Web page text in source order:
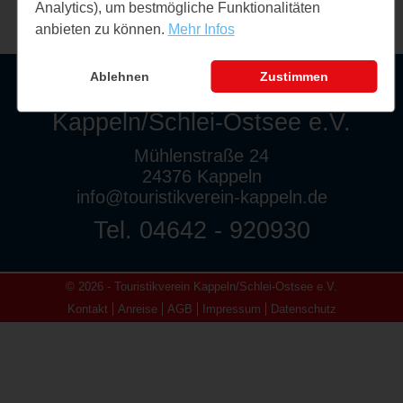
Touristikverein
Kappeln/Schlei-Ostsee e.V.
Mühlenstraße 24
24376 Kappeln
info@touristikverein-kappeln.de
Tel. 04642 - 920930
© 2026 - Touristikverein Kappeln/Schlei-Ostsee e.V.
Kontakt
Anreise AGB Impressum Datenschutz
Analytics), um bestmögliche Funktionalitäten
anbieten zu können. Mehr Infos
Ablehnen Zustimmen